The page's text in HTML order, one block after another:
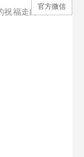
祝福走向幼儿
官方微信